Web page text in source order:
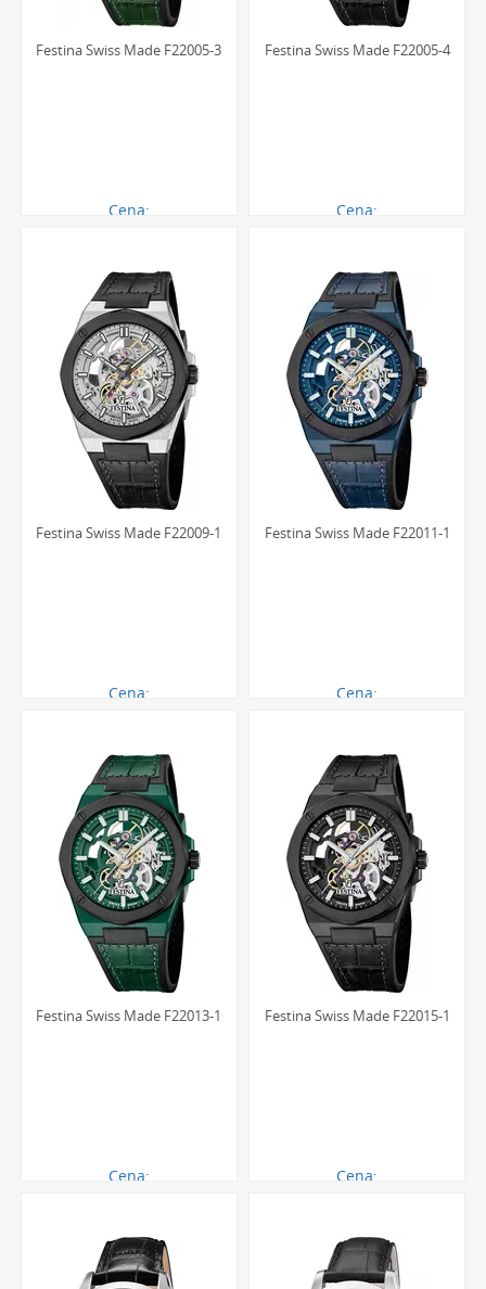
Festina Swiss Made F22005-3
Cena:
Festina Swiss Made F22005-4
Cena:
Festina Swiss Made F22009-1
Cena:
Festina Swiss Made F22011-1
Cena:
Festina Swiss Made F22013-1
Cena:
Festina Swiss Made F22015-1
Cena: